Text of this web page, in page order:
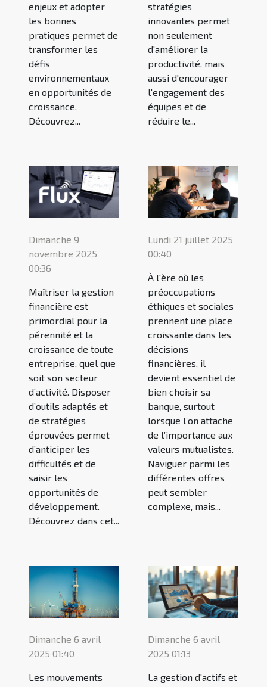
enjeux et adopter
les bonnes
pratiques permet de
transformer les
défis
environnementaux
en opportunités de
croissance.
Découvrez...
stratégies
innovantes permet
non seulement
d'améliorer la
productivité, mais
aussi d'encourager
l'engagement des
équipes et de
réduire le...
Dimanche 9
novembre 2025
00:36
Maîtriser la gestion
financière est
primordial pour la
pérennité et la
croissance de toute
entreprise, quel que
soit son secteur
d’activité. Disposer
d’outils adaptés et
de stratégies
éprouvées permet
d’anticiper les
difficultés et de
saisir les
opportunités de
développement.
Découvrez dans cet...
Lundi 21 juillet 2025
00:40
À l'ère où les
préoccupations
éthiques et sociales
prennent une place
croissante dans les
décisions
financières, il
devient essentiel de
bien choisir sa
banque, surtout
lorsque l’on attache
de l’importance aux
valeurs mutualistes.
Naviguer parmi les
différentes offres
peut sembler
complexe, mais...
Dimanche 6 avril
2025 01:40
Les mouvements
Dimanche 6 avril
2025 01:13
La gestion d'actifs et